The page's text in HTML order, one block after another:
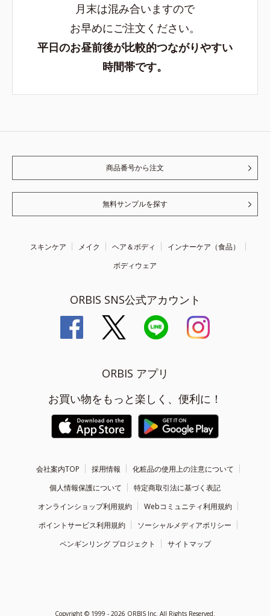
月末は混み合いますので
お早めにご注文ください。
平日のお昼前後が比較的つながりやすい
時間帯です。
商品番号から注文
無料サンプルを探す
スキンケア メイク ヘア＆ボディ
インナーケア（食品）
ボディウェア
ORBIS SNS公式アカウント
ORBIS アプリ
お買い物をもっと楽しく、便利に！
会社案内TOP 採用情報
化粧品の使用上の注意について
個人情報保護について
特定商取引法に基づく表記
オンラインショップ利用規約
Webコミュニティ利用規約
ポイントサービス利用規約
ソーシャルメディアポリシー
ペンギンリング プロジェクト
サイトマップ
Copyright © 1999 - 2026 ORBIS Inc. All Rights Reserved.